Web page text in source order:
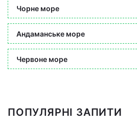
Чорне море
Андаманське море
Червоне море
ПОПУЛЯРНІ ЗАПИТИ